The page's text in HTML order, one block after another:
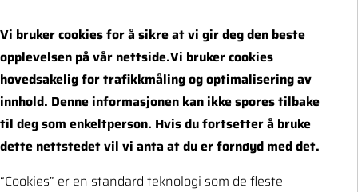
Vi bruker cookies for å sikre at vi gir deg den beste
opplevelsen på vår nettside.Vi bruker cookies
hovedsakelig for trafikkmåling og optimalisering av
innhold. Denne informasjonen kan ikke spores tilbake
til deg som enkeltperson. Hvis du fortsetter å bruke
dette nettstedet vil vi anta at du er fornøyd med det.
“Cookies” er en standard teknologi som de fleste